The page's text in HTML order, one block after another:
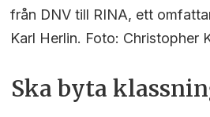
från DNV till RINA, ett
Karl Herlin. Foto: Christopher
Ska byta